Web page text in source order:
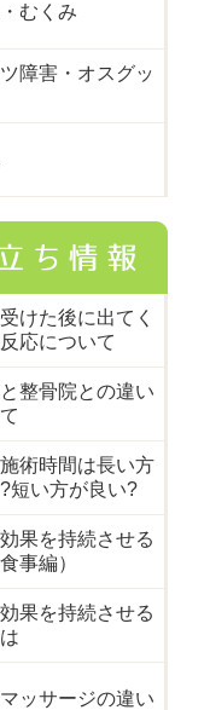
むくみ
障害・オスグッ
けた後に出てく
応について
整骨院との違い
術時間は長い方
短い方が良い?
果を持続させる
事編）
果を持続させる
ッサージの違い